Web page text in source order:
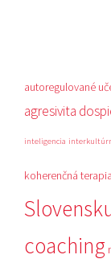
autoregulované
agresivita
inteligencia
koherenčná terapia
coaching